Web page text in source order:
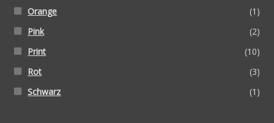
Orange
(1)
Pink
(2)
Print
(10)
Rot
(3)
Schwarz
(1)